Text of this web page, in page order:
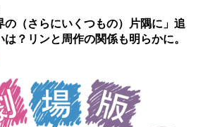
の（さらにいくつもの）片隅に」追
？リンと周作の関係も明らかに。